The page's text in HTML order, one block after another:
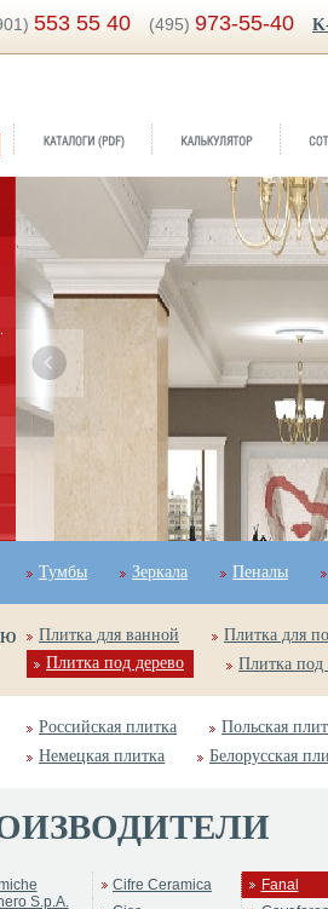
553 55 40 (495) 973-55-40
Тумбы Зеркала Пеналы
Плитка для ванной
Плитка для
Плитка под дерево
Плитка под
Российская плитка
Польская
Немецкая плитка
Белорусская
S.p.A.
Cifre Ceramica
Fanal